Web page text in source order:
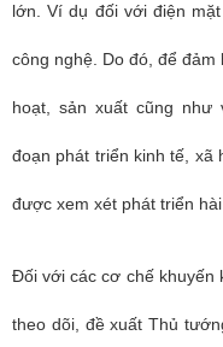
lớn. Ví dụ đối với điện
công nghệ. Do đó, để đảm
hoạt, sản xuất cũng
đoạn phát triển kinh tế, xã
được xem xét phát triển
Đối với các cơ chế khuyến
theo dõi, đề xuất Thủ